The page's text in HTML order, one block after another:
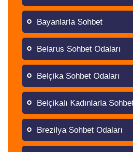
Bayanlarla Sohbet
Belarus Sohbet Odaları
Belçika Sohbet Odaları
Belçikalı Kadınlarla
Brezilya Sohbet Odaları